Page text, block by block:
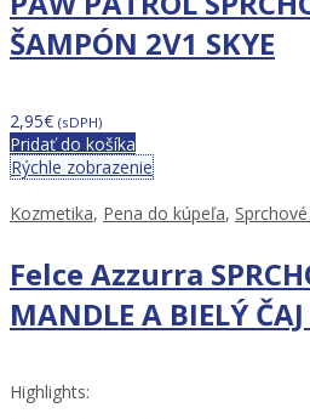
ŠAMPÓN 2V1 SKYE
2,95€ (sDPH)
Pridať do košíka
Rýchle zobrazenie
Kozmetika, Pena do kúpeľa,
Felce Azzurra
MANDLE A BIELÝ
Highlights: